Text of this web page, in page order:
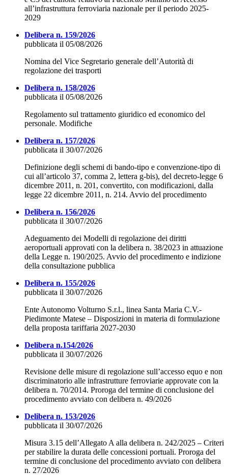
all’infrastruttura ferroviaria nazionale per il periodo 2025-
2029
Delibera n. 159/2026
pubblicata il 05/08/2026
Nomina del Vice Segretario generale dell’Autorità di
regolazione dei trasporti
Delibera n. 158/2026
pubblicata il 05/08/2026
Regolamento sul trattamento giuridico ed economico del
personale. Modifiche
Delibera n. 157/2026
pubblicata il 30/07/2026
Definizione degli schemi di bando-tipo e convenzione-tipo di
cui all’articolo 37, comma 2, lettera g-bis), del decreto-legge 6
dicembre 2011, n. 201, convertito, con modificazioni, dalla
legge 22 dicembre 2011, n. 214. Avvio del procedimento
Delibera n. 156/2026
pubblicata il 30/07/2026
Adeguamento dei Modelli di regolazione dei diritti
aeroportuali approvati con la delibera n. 38/2023 in attuazione
della Legge n. 190/2025. Avvio del procedimento e indizione
della consultazione pubblica
Delibera n. 155/2026
pubblicata il 30/07/2026
Ente Autonomo Volturno S.r.l., linea Santa Maria C.V.-
Piedimonte Matese – Disposizioni in materia di formulazione
della proposta tariffaria 2027-2030
Delibera n.154/2026
pubblicata il 30/07/2026
Revisione delle misure di regolazione sull’accesso equo e non
discriminatorio alle infrastrutture ferroviarie approvate con la
delibera n. 70/2014. Proroga del termine di conclusione del
procedimento avviato con delibera n. 49/2026
Delibera n. 153/2026
pubblicata il 30/07/2026
Misura 3.15 dell’Allegato A alla delibera n. 242/2025 – Criteri
per stabilire la durata delle concessioni portuali. Proroga del
termine di conclusione del procedimento avviato con delibera
n. 27/2026